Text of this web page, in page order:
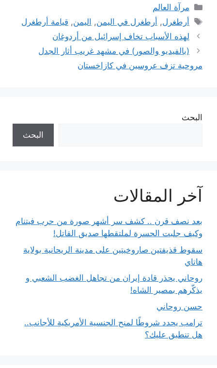
التصنيفات
مرآة العالم
الوسوم
أرطغرل, أرطغرل في اليمن, اليمن, قيامة أرطغرل
لهذه الأسباب تخاف إسرائيل من أردوغان
(بالفيديو والصور) في مشهد غريب أثار الجدل
مروحية تزف عروسين في كازاخستان
البحث
البحث
آخر المقالات
بعد نصف قرن .. كشف سر أشهر صورة من حرب فيتنام
وكيف جلبت الحسرة لملتقطها صديق القاتل!
سقوط قذيفتين صاروخيتين على مدينة الريحانية بولاية
هاتاي
روحاني يحذر قادة إيران من تجاهل الغضب الشعبي و
يذكّرهم بمصير الشاه!
حسن روحاني
ترامب يحدد شروطًا لمنح الجنسية الأمريكية للأجانب..
هل تنطبق عليك؟